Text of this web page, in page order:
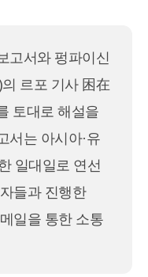
고서와 펑파이신
르포 기사 困在
토대로 해설을
서는 아시아·유
일대일로 연선
들과 진행한
일을 통한 소통